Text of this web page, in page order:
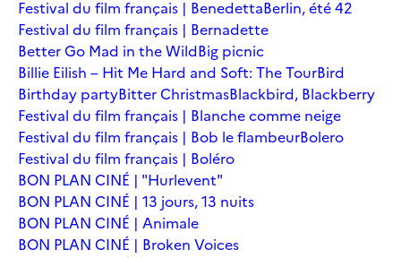
Festival du film français | BenedettaBerlin, été 42
Festival du film français | Bernadette
Better Go Mad in the WildBig picnic
Billie Eilish – Hit Me Hard and Soft: The TourBird
Birthday partyBitter ChristmasBlackbird, Blackberry
Festival du film français | Blanche comme neige
Festival du film français | Bob le flambeurBolero
Festival du film français | Boléro
BON PLAN CINÉ | "Hurlevent"
BON PLAN CINÉ | 13 jours, 13 nuits
BON PLAN CINÉ | Animale
BON PLAN CINÉ | Broken Voices